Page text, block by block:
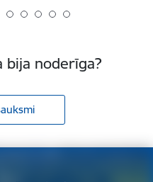
bija noderīga?